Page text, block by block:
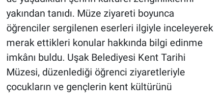
yakından tanıdı. Müze ziyareti boyunca
öğrenciler sergilenen eserleri ilgiyle inceleyerek
merak ettikleri konular hakkında bilgi edinme
imkânı buldu. Uşak Belediyesi Kent Tarihi
Müzesi, düzenlediği öğrenci ziyaretleriyle
çocukların ve gençlerin kent kültürünü